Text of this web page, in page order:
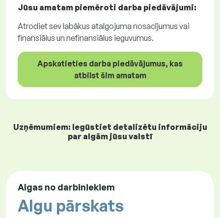
Jūsu amatam piemēroti darba piedāvājumi:
Atrodiet sev labākus atalgojuma nosacījumus vai
finansiālus un nefinansiālus ieguvumus.
Apskatieties darba piedāvājumus, kas
atbilst šim amatam
Uzņēmumiem: Iegūstiet detalizētu informāciju
par algām jūsu valstī
Algas no darbiniekiem
Algu pārskats